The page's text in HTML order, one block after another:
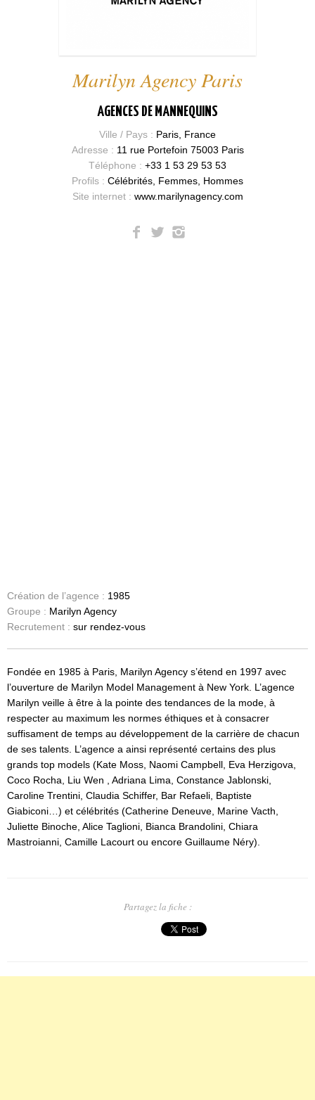
Marilyn Agency Paris
AGENCES DE MANNEQUINS
Ville / Pays : Paris, France
Adresse : 11 rue Portefoin 75003 Paris
Téléphone : +33 1 53 29 53 53
Profils : Célébrités, Femmes, Hommes
Site internet : www.marilynagency.com
Création de l’agence : 1985
Groupe : Marilyn Agency
Recrutement : sur rendez-vous
Fondée en 1985 à Paris, Marilyn Agency s’étend en 1997 avec
l’ouverture de Marilyn Model Management à New York. L’agence
Marilyn veille à être à la pointe des tendances de la mode, à
respecter au maximum les normes éthiques et à consacrer
suffisament de temps au développement de la carrière de chacun
de ses talents. L’agence a ainsi représenté certains des plus
grands top models (Kate Moss, Naomi Campbell, Eva Herzigova,
Coco Rocha, Liu Wen , Adriana Lima, Constance Jablonski,
Caroline Trentini, Claudia Schiffer, Bar Refaeli, Baptiste
Giabiconi…) et célébrités (Catherine Deneuve, Marine Vacth,
Juliette Binoche, Alice Taglioni, Bianca Brandolini, Chiara
Mastroianni, Camille Lacourt ou encore Guillaume Néry).
Partagez la fiche :